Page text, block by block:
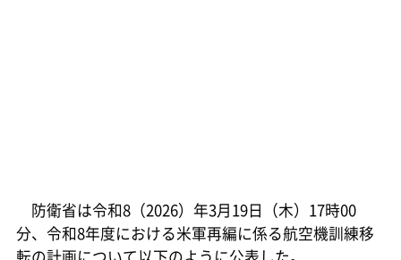
防衛省は令和8（2026）年3月19日（木）17時00
分、令和8年度における米軍再編に係る航空機訓練移